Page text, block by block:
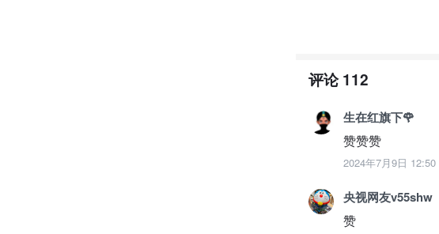
评论112
生在红旗下🌹
赞赞赞
2024年7月9日 12:50
央视网友v55shw
赞